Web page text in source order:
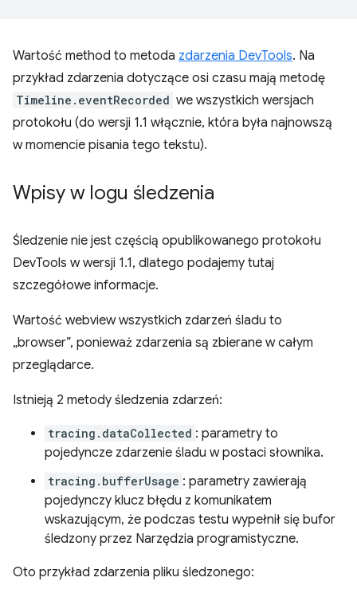
Wartość method to metoda zdarzenia DevTools. Na
przykład zdarzenia dotyczące osi czasu mają metodę
Timeline.eventRecorded we wszystkich wersjach
protokołu (do wersji 1.1 włącznie, która była najnowszą
w momencie pisania tego tekstu).
Wpisy w logu śledzenia
Śledzenie nie jest częścią opublikowanego protokołu
DevTools w wersji 1.1, dlatego podajemy tutaj
szczegółowe informacje.
Wartość webview wszystkich zdarzeń śladu to
„browser”, ponieważ zdarzenia są zbierane w całym
przeglądarce.
Istnieją 2 metody śledzenia zdarzeń:
tracing.dataCollected : parametry to
pojedyncze zdarzenie śladu w postaci słownika.
tracing.bufferUsage : parametry zawierają
pojedynczy klucz błędu z komunikatem
wskazującym, że podczas testu wypełnił się bufor
śledzony przez Narzędzia programistyczne.
Oto przykład zdarzenia pliku śledzonego: